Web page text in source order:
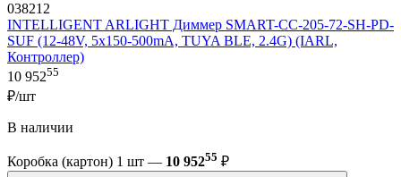
038212
INTELLIGENT ARLIGHT Диммер SMART-CC-205-72-SH-PD-
SUF (12-48V, 5x150-500mA, TUYA BLE, 2.4G) (IARL,
Контроллер)
10 95255
₽/шт
В наличии
Коробка (картон) 1 шт — 10 95255 ₽